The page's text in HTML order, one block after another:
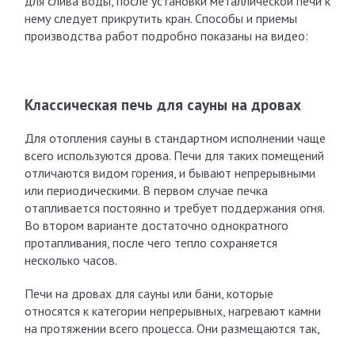
нему следует прикрутить кран. Способы и приемы
производства работ подробно показаны на видео:
Классическая печь для сауны на дровах
Для отопления сауны в стандартном исполнении чаще
всего используются дрова. Печи для таких помещений
отличаются видом горения, и бывают непрерывными
или периодическими. В первом случае печка
отапливается постоянно и требует поддержания огня.
Во втором варианте достаточно однократного
протапливания, после чего тепло сохраняется
несколько часов.
Печи на дровах для сауны или бани, которые
относятся к категории непрерывных, нагревают камни
на протяжении всего процесса. Они размещаются так,